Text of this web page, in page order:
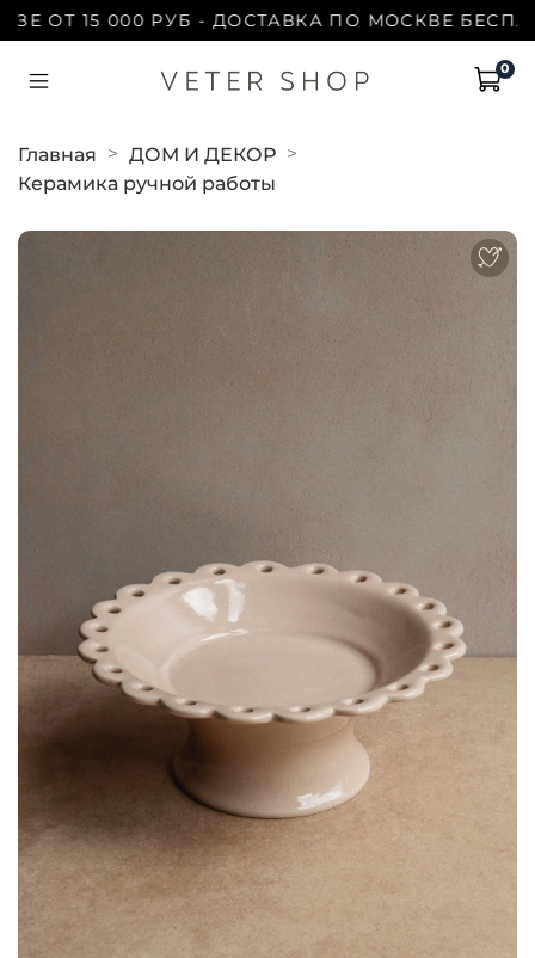
15 000 РУБ - ДОСТАВКА ПО МОСКВЕ
0
Главная
ДОМ И ДЕКОР
Керамика ручной работы